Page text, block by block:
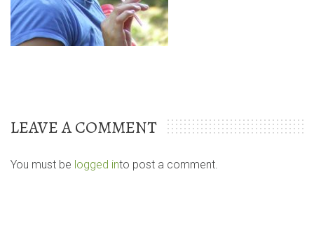
LEAVE A COMMENT
You must be logged into post a comment.